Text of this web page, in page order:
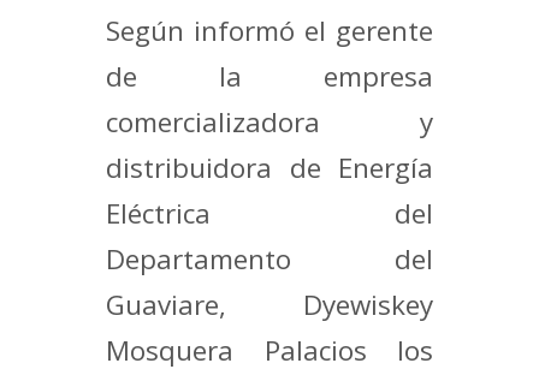
Según informó el gerente
de la empresa
comercializadora y
distribuidora de Energía
Eléctrica del
Departamento del
Guaviare, Dyewiskey
Mosquera Palacios los